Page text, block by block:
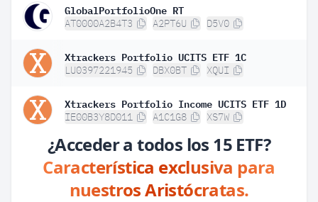
GlobalPortfolioOne RT
AT0000A2B4T3 A2PT6U D5V0
Xtrackers Portfolio UCITS ETF 1C
LU0397221945 DBX0BT XQUI
Xtrackers Portfolio Income UCITS ETF 1D
IE00B3Y8D011 A1C1G8 XS7W
¿Acceder a todos los 15 ETF?
Característica exclusiva para
nuestros Aristócratas.